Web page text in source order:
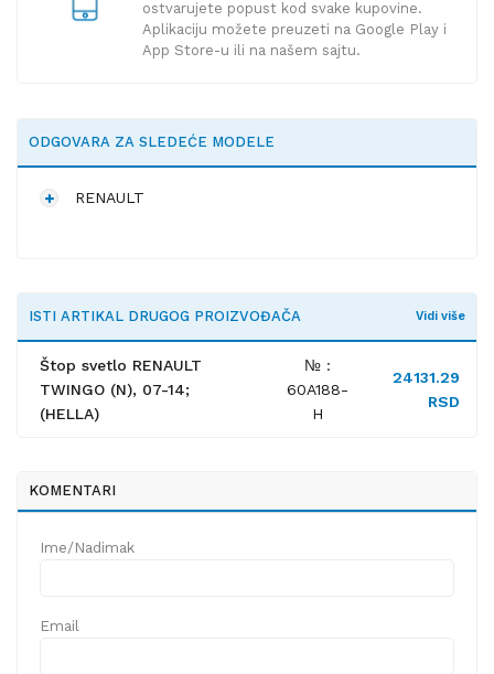
ostvarujete popust kod svake kupovine.
Aplikaciju možete preuzeti na Google Play i
App Store-u ili na našem sajtu.
ODGOVARA ZA SLEDEĆE MODELE
RENAULT
ISTI ARTIKAL DRUGOG PROIZVOĐAČA Vidi više
Štop svetlo RENAULT
TWINGO (N), 07-14;
(HELLA)
№ :
60A188-
H
24131.29
RSD
KOMENTARI
Ime/Nadimak
Email